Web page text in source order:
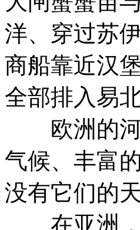
洋、穿过苏
商船靠近汉
全部排入易
欧洲的河
气候、丰富
没有它们的天
在亚洲，